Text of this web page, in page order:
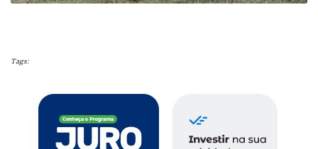
Tags: